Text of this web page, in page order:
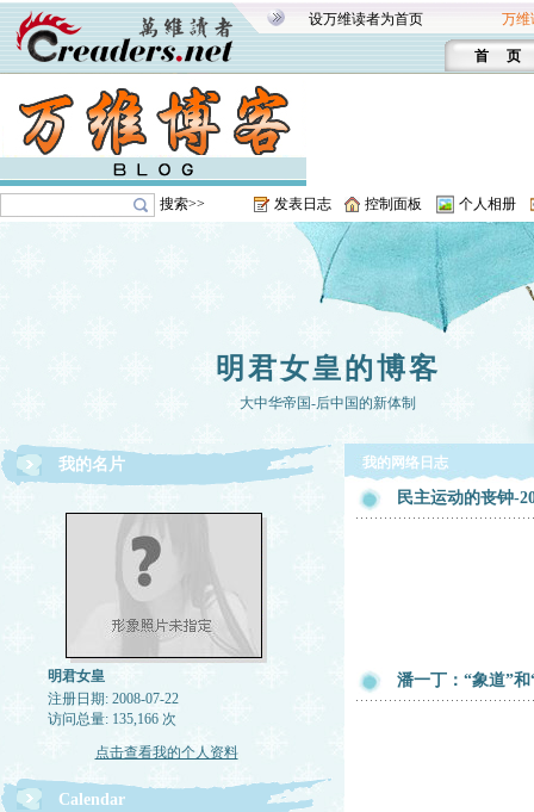
设万维读者为首页 万维
首 页
搜索>> 发表日志 控制面板 个人相册
明君女皇的博客
大中华帝国-后中国的新体制
我的名片
明君女皇
注册日期: 2008-07-22
访问总量: 135,166 次
点击查看我的个人资料
Calendar
我的网络日志
民主运动的丧钟-
潘一丁：“象道”